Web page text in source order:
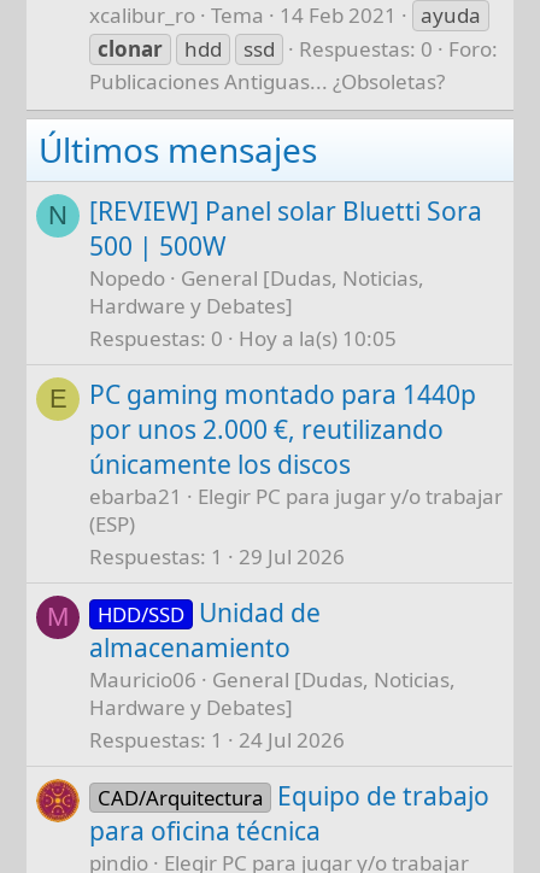
xcalibur_ro Tema 14 Feb 2021
ayuda
clonar
hdd ssd Respuestas: 0
Foro:
Publicaciones Antiguas... ¿Obsoletas?
Últimos mensajes
N
[REVIEW] Panel solar Bluetti Sora
500 | 500W
Nopedo
General [Dudas, Noticias,
Hardware y Debates]
Respuestas 0 Hoy a la(s) 10:05
E
PC gaming montado para 1440p
por unos 2.000 €, reutilizando
únicamente los discos
ebarba21
Elegir PC para jugar y/o trabajar
(ESP)
Respuestas 1 29 Jul 2026
M HDD/SSD Unidad de
almacenamiento
Mauricio06
General [Dudas, Noticias,
Hardware y Debates]
Respuestas 1 24 Jul 2026
CAD/Arquitectura
Equipo de trabajo
para oficina técnica
pindio Elegir PC para jugar y/o trabajar